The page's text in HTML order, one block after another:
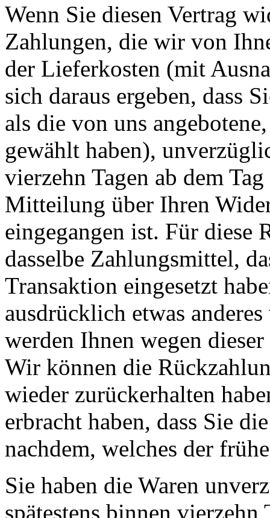
Wenn Sie diesen Vertrag
Zahlungen, die wir von
der Lieferkosten (mit
sich daraus ergeben, dass
als die von uns
gewählt haben),
vierzehn Tagen ab dem
Mitteilung über Ihren
eingegangen ist. Für diese
dasselbe Zahlungsmittel,
Transaktion eingesetzt
ausdrücklich etwas
werden Ihnen wegen
Wir können die
wieder zurückerhalten
erbracht haben, dass Sie
nachdem, welches der
Sie haben die Waren
spätestens binnen vierzehn